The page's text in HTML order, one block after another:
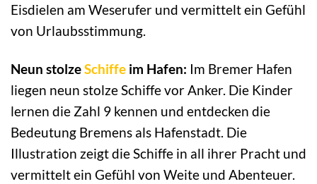
Eisdielen am Weserufer und vermittelt ein Gefühl
von Urlaubsstimmung.
Neun stolzeSchiffe im Hafen: Im Bremer Hafen
liegen neun stolze Schiffe vor Anker. Die Kinder
lernen die Zahl 9 kennen und entdecken die
Bedeutung Bremens als Hafenstadt. Die
Illustration zeigt die Schiffe in all ihrer Pracht und
vermittelt ein Gefühl von Weite und Abenteuer.